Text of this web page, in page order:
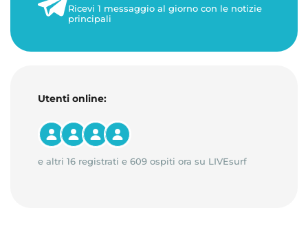
1 minuto di letturaRicevi 1 messaggio al giorno con le notizie
principali
Utenti online:
e altri 16 registrati e 609 ospiti ora su LIVEsurf